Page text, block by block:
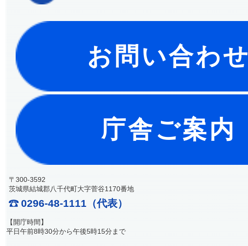
お問い合わせ
庁舎ご案内
〒300-3592
茨城県結城郡八千代町大字菅谷1170番地
0296-48-1111（代表）
【開庁時間】
平日午前8時30分から午後5時15分まで